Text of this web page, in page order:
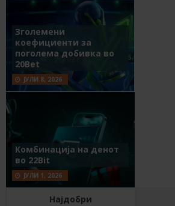
Зголемени
коефициенти за
поголема добивка во
20Bet
ЈУЛИ 8, 2026
Комбинација на денот
во 22Bit
ЈУЛИ 1, 2026
Најдобри